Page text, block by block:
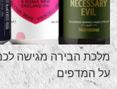
מלכת הבירה מגישה
על המדפים